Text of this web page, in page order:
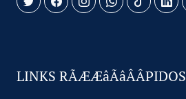
LINKS RÃÆÆâÃâÂÂPIDOS